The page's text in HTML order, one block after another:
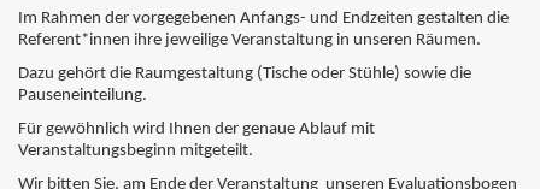
Im Rahmen der vorgegebenen Anfangs- und Endzeiten gestalten die
Referent*innen ihre jeweilige Veranstaltung in unseren Räumen.
Dazu gehört die Raumgestaltung (Tische oder Stühle) sowie die
Pauseneinteilung.
Für gewöhnlich wird Ihnen der genaue Ablauf mit
Veranstaltungsbeginn mitgeteilt.
Wir bitten Sie, am Ende der Veranstaltung unseren Evaluationsbogen